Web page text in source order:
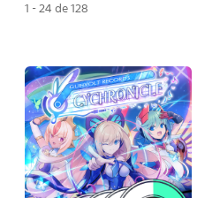
1 - 24 de 128